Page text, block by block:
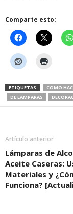
Comparte esto:
ETIQUETAS COMO
DE LAMPARAS
Artículo anterior
Lámparas de
Aceite Caseras:
Materiales y
Funciona?